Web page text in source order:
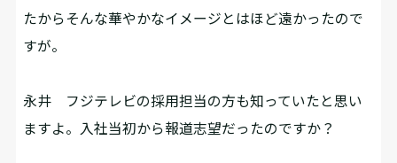
たからそんな華やかなイメージとはほど遠かったので
すが。
永井 フジテレビの採用担当の方も知っていたと思い
ますよ。入社当初から報道志望だったのですか？